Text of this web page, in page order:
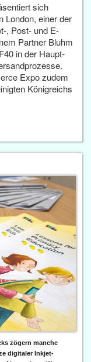
sich
London, einer der
, Post- und E-
Partner Bluhm
in der Haupt­
Expo zudem
Königreichs
zögern manche
digitaler Inkjet-